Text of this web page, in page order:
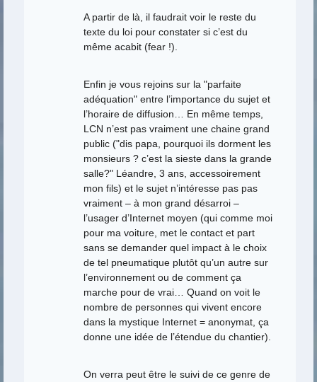
A partir de là, il faudrait voir le reste du
texte du loi pour constater si c’est du
même acabit (fear !).
Enfin je vous rejoins sur la "parfaite
adéquation" entre l’importance du sujet et
l’horaire de diffusion… En même temps,
LCN n’est pas vraiment une chaine grand
public ("dis papa, pourquoi ils dorment les
monsieurs ? c’est la sieste dans la grande
salle?" Léandre, 3 ans, accessoirement
mon fils) et le sujet n’intéresse pas pas
vraiment – à mon grand désarroi –
l’usager d’Internet moyen (qui comme moi
pour ma voiture, met le contact et part
sans se demander quel impact à le choix
de tel pneumatique plutôt qu’un autre sur
l’environnement ou de comment ça
marche pour de vrai… Quand on voit le
nombre de personnes qui vivent encore
dans la mystique Internet = anonymat, ça
donne une idée de l’étendue du chantier).
On verra peut être le suivi de ce genre de